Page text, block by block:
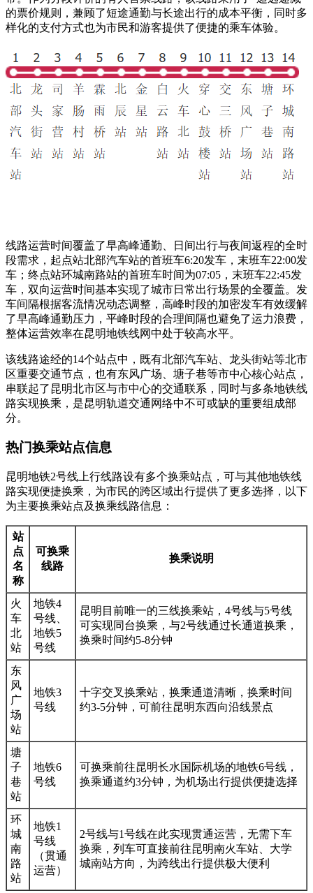
的票价规则，兼顾了短途通勤与长途出行的成本平衡，同时多
样化的支付方式也为市民和游客提供了便捷的乘车体验。
线路运营时间覆盖了早高峰通勤、日间出行与夜间返程的全时
段需求，起点站北部汽车站的首班车6:20发车，末班车22:00发
车；终点站环城南路站的首班车时间为07:05，末班车22:45发
车，双向运营时间基本实现了城市日常出行场景的全覆盖。发
车间隔根据客流情况动态调整，高峰时段的加密发车有效缓解
了早高峰通勤压力，平峰时段的合理间隔也避免了运力浪费，
整体运营效率在昆明地铁线网中处于较高水平。
该线路途经的14个站点中，既有北部汽车站、龙头街站等北市
区重要交通节点，也有东风广场、塘子巷等市中心核心站点，
串联起了昆明北市区与市中心的交通联系，同时与多条地铁线
路实现换乘，是昆明轨道交通网络中不可或缺的重要组成部
分。
热门换乘站点信息
昆明地铁2号线上行线路设有多个换乘站点，可与其他地铁线
路实现便捷换乘，为市民的跨区域出行提供了更多选择，以下
为主要换乘站点及换乘线路信息：
站
点
名
称
可换乘
线路
换乘说明
火
车
北
站
地铁4
号线、
地铁5
号线
昆明目前唯一的三线换乘站，4号线与5号线
可实现同台换乘，与2号线通过长通道换乘，
换乘时间约5-8分钟
东
风
广
场
站
地铁3
号线
十字交叉换乘站，换乘通道清晰，换乘时间
约3-5分钟，可前往昆明东西向沿线景点
塘
子
巷
站
地铁6
号线
可换乘前往昆明长水国际机场的地铁6号线，
换乘通道约3分钟，为机场出行提供便捷选择
环
城
南
路
站
地铁1
号线
（贯通
运营）
2号线与1号线在此实现贯通运营，无需下车
换乘，列车可直接前往昆明南火车站、大学
城南站方向，为跨线出行提供极大便利